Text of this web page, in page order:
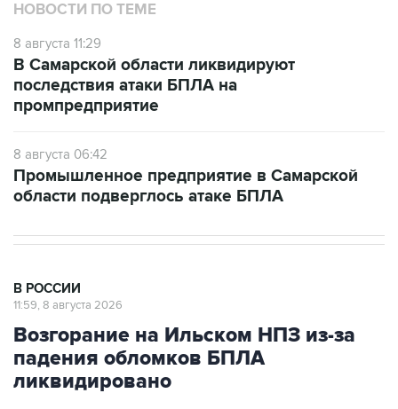
НОВОСТИ ПО ТЕМЕ
8 августа 11:29
В Самарской области ликвидируют
последствия атаки БПЛА на
промпредприятие
8 августа 06:42
Промышленное предприятие в Самарской
области подверглось атаке БПЛА
В РОССИИ
11:59, 8 августа 2026
Возгорание на Ильском НПЗ из-за
падения обломков БПЛА
ликвидировано